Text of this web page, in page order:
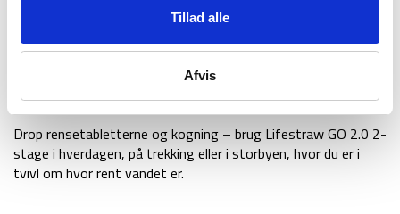
Tillad alle
Afvis
Drik blot direkte fra flaskens smalle filter, når du har fyldt
flasken med vand, og filteret klarer resten. Når filteret
være i stand til at suge vand op fra flasken, og det er tegn
på, at det skal udskiftes.
Drop rensetabletterne og kogning – brug Lifestraw GO 2.0 2-
stage i hverdagen, på trekking eller i storbyen, hvor du er i
tvivl om hvor rent vandet er.